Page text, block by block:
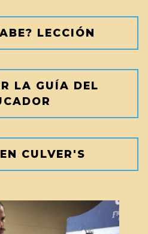
LECCIÓN
LA GUÍA DEL
CULVER'S